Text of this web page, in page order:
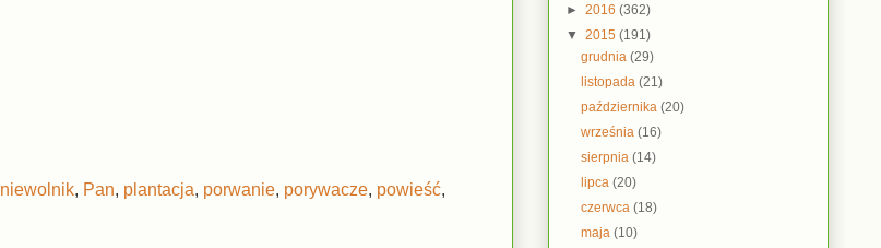
niewolnik, Pan, plantacja, porwanie, porywacze, powieść,
► 2016 (362)
▼ 2015 (191)
grudnia(29)
listopada(21)
października(20)
września(16)
sierpnia(14)
lipca(20)
czerwca(18)
maja(10)